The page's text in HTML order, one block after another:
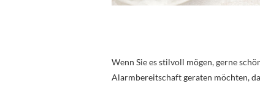
Wenn Sie es stilvoll mögen, gerne
Alarmbereitschaft geraten möchten,